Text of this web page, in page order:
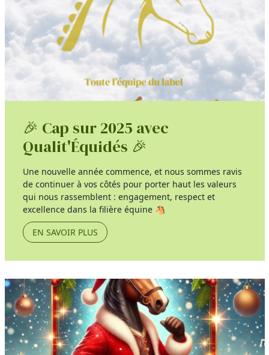
🎉 Cap sur 2025 avec
Qualit'Équidés 🎉
Une nouvelle année commence, et nous sommes ravis
de continuer à vos côtés pour porter haut les valeurs
qui nous rassemblent : engagement, respect et
excellence dans la filière équine 🐴
EN SAVOIR PLUS